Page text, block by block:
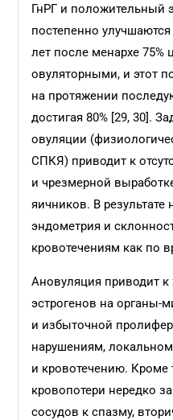
ГнРГ и положительный
постепенно
лет после менархе 75%
овуляторными, и этот
на протяжении
достигая 80% [29, 30].
овуляции
СПКЯ) приводит к
и чрезмерной
яичников. В
эндометрия и
кровотечениям как по
Ановуляция приводит
эстрогенов на органы-
и избыточной
нарушениям,
и кровотечению. Кроме
кровопотери нередко
сосудов к спазму,